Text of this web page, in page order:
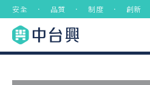
安全 ． 品質 ． 制度 ． 創新